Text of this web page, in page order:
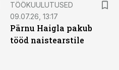
TÖÖKUULUTUSED
09.07.26, 13:17
Pärnu Haigla pakub
tööd naistearstile